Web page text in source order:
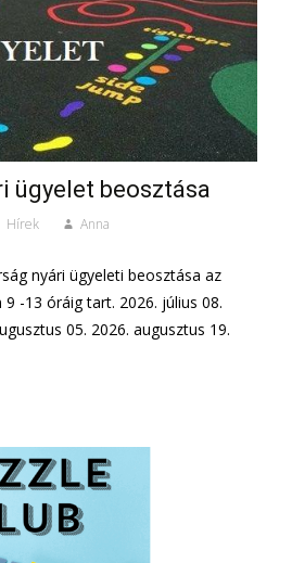
ügyelet beosztása
Hírek Anna
nyári ügyeleti beosztása az
-13 óráig tart. 2026. július 08.
05. 2026. augusztus 19.